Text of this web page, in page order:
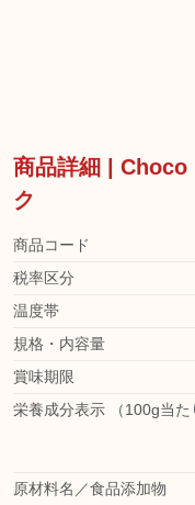
商品詳細 | Choco
ク
商品コード
税率区分
温度帯
規格・内容量
賞味期限
栄養成分表示 （100g当た
原材料名／食品添加物